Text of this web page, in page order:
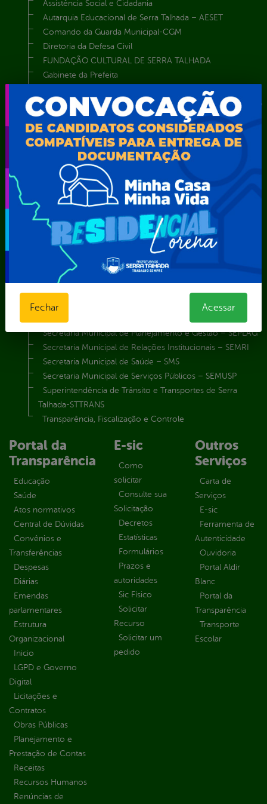
Assistência Social e Cidadania
Autarquia Educacional de Serra Talhada – AESET
Comando da Guarda Municipal-CGM
Diretoria da Defesa Civil
FUNDAÇÃO CULTURAL DE SERRA TALHADA
Gabinete da Prefeita
Instituto de Previdência Própria dos Servidores Públicos do
Município de Serra Talhada-IPPS
Obras e Infraestrutura
Procuradoria Geral do Município
Secretaria de Comunicação Social e Audiovisual
Secretaria de Desenvolvimento Econômico e Turismo
Secretaria de Iluminação Pública e Energia Elétrica
Secretaria Municipal da Mulher – SEMU
Secretaria Municipal de Administração – SAD
Secretaria Municipal de Agricultura e Recursos Hídricos –
SEMARH / Secretaria de Agricultura Familiar – SEMAF
Secretaria Municipal de Educação – SEST
Secretaria Municipal de Esporte e Lazer – SEMEL
Secretaria Municipal de Governo – SEGOV
Secretaria Municipal de Meio Ambiente – SEMA
Secretaria Municipal de Planejamento e Gestão – SEPLAG
Secretaria Municipal de Relações Institucionais – SEMRI
Secretaria Municipal de Saúde – SMS
Secretaria Municipal de Serviços Públicos – SEMUSP
Superintendência de Trânsito e Transportes de Serra
Talhada-STTRANS
Transparência, Fiscalização e Controle
Portal da
Transparência
Educação
Saúde
Atos normativos
Central de Dúvidas
Convênios e
Transferências
Despesas
Diárias
Emendas
parlamentares
Estrutura
Organizacional
Inicio
LGPD e Governo
Digital
Licitações e
Contratos
Obras Públicas
Planejamento e
Prestação de Contas
Receitas
Recursos Humanos
Renúncias de
E-sic
Como
solicitar
Consulte sua
Solicitação
Decretos
Estatísticas
Formulários
Prazos e
autoridades
Sic Físico
Solicitar
Recurso
Solicitar um
pedido
Outros
Serviços
Carta de
Serviços
E-sic
Ferramenta de
Autenticidade
Ouvidoria
Portal Aldir
Blanc
Portal da
Transparência
Transporte
Escolar
Fechar Acessar